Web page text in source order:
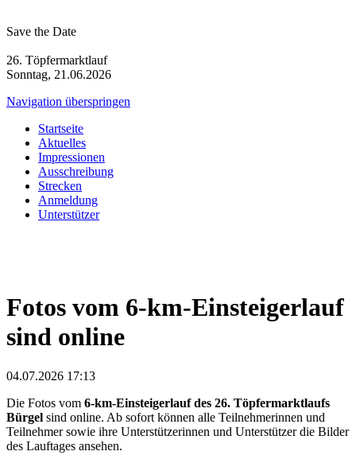
Save the Date
26. Töpfermarktlauf
Sonntag, 21.06.2026
Navigation überspringen
Startseite
Aktuelles
Impressionen
Ausschreibung
Strecken
Anmeldung
Unterstützer
Fotos vom 6-km-Einsteigerlauf
sind online
04.07.2026 17:13
Die Fotos vom 6-km-Einsteigerlauf des 26. Töpfermarktlaufs
Bürgel sind online. Ab sofort können alle Teilnehmerinnen und
Teilnehmer sowie ihre Unterstützerinnen und Unterstützer die Bilder
des Lauftages ansehen.